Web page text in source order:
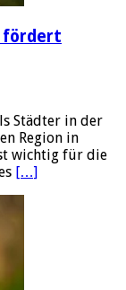
fördert
Städter in der
Region in
wichtig für die
[…]